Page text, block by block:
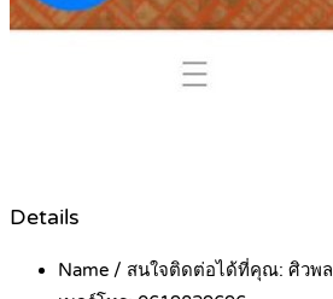
Details
Name / สนใจติดต่อได้ที่คุณ: ศิวพล